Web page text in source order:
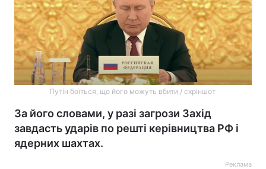
Путін боїться, що його можуть вбити / скріншот
За його словами, у разі загрози Захід
завдасть ударів по решті керівництва РФ і
ядерних шахтах.
Реклама